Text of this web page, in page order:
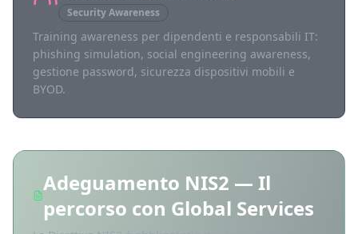
Security Awareness
Training awareness per dipendenti e responsabili IT:
phishing simulation, social engineering awareness,
gestione password, sicurezza dispositivi mobili e
BYOD.
Adeguamento NIS2 — Il
percorso con Global Services